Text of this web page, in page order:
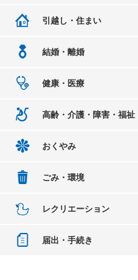
引越し・住まい
結婚・離婚
健康・医療
高齢・介護・障害・福祉
おくやみ
ごみ・環境
レクリエーション
届出・手続き